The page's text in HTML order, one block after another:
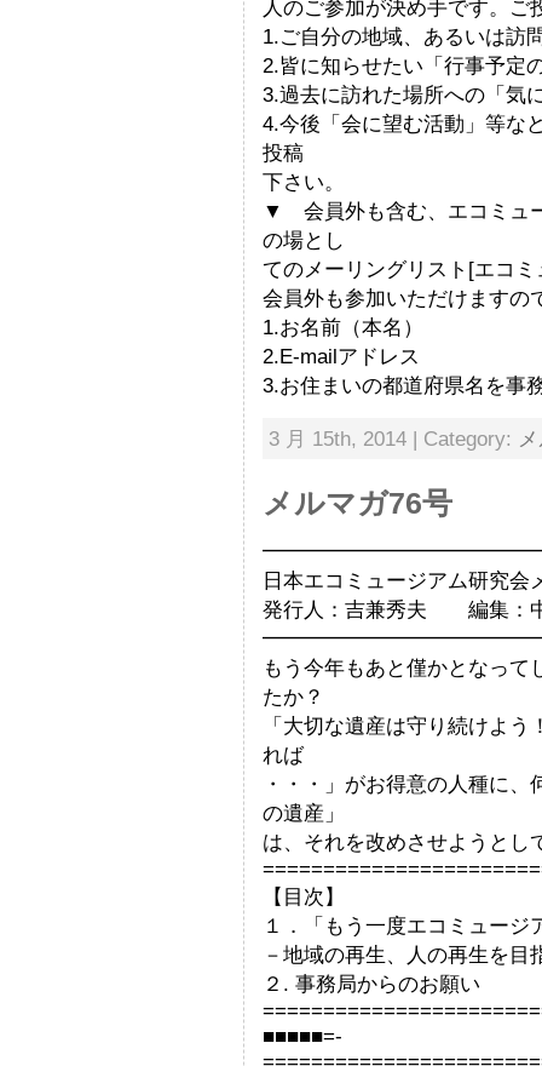
人のご参加が決め手です。ご
1.ご自分の地域、あるいは訪
2.皆に知らせたい「行事予定
3.過去に訪れた場所への「気
4.今後「会に望む活動」等な
投稿
下さい。
▼ 会員外も含む、エコミュ
の場とし
てのメーリングリスト[エコ
会員外も参加いただけますの
1.お名前（本名）
2.E-mailアドレス
3.お住まいの都道府県名を事
3 月 15th, 2014 | Category:
メルマガ76号
日本エコミュージアム研究
発行人：吉兼秀夫 編集：
もう今年もあと僅かとなっ
たか？
「大切な遺産は守り続けよ
れば
・・・」がお得意の人種に
の遺産」
は、それを改めさせようとし
【目次】
１．「もう一度エコミュージ
－地域の再生、人の再生を目
２. 事務局からのお願い
■■■■■=-